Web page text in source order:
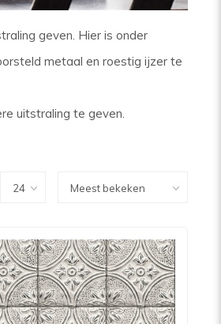
geven. Hier is onder
metaal en roestig ijzer te
uitstraling te geven.